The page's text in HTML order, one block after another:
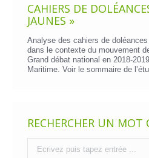
CAHIERS DE
JAUNES »
Analyse des cahiers de
dans le contexte du mouvement
Grand débat national en 2018-
Maritime. Voir le sommaire de
RECHERCHER UN